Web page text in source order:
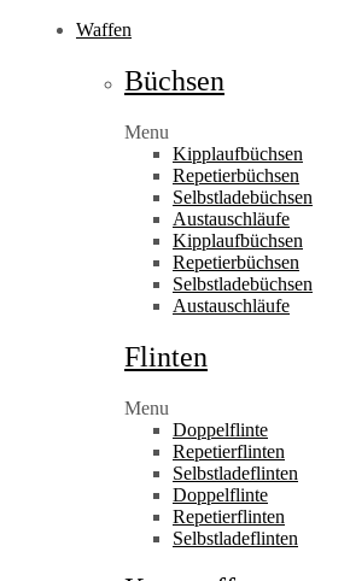
Waffen
Büchsen
Menu
Kipplaufbüchsen
Repetierbüchsen
Selbstladebüchsen
Austauschläufe
Kipplaufbüchsen
Repetierbüchsen
Selbstladebüchsen
Austauschläufe
Flinten
Menu
Doppelflinte
Repetierflinten
Selbstladeflinten
Doppelflinte
Repetierflinten
Selbstladeflinten